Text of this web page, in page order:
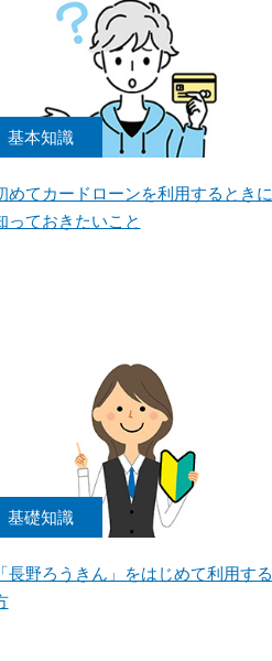
基本知識
めてカードローンを利用するときに
っておきたいこと
基礎知識
「長野ろうきん」をはじめて利用する